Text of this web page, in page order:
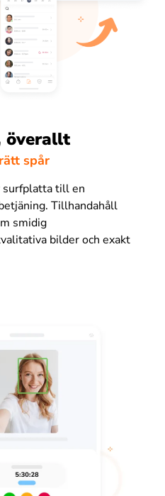
överallt
spår
surfplatta till en
Tillhandahåll
smidig
bilder och exakt